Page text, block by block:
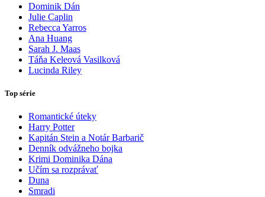
Dominik Dán
Julie Caplin
Rebecca Yarros
Ana Huang
Sarah J. Maas
Táňa Keleová Vasilková
Lucinda Riley
Top série
Romantické úteky
Harry Potter
Kapitán Stein a Notár Barbarič
Denník odvážneho bojka
Krimi Dominika Dána
Učím sa rozprávať
Duna
Smradi